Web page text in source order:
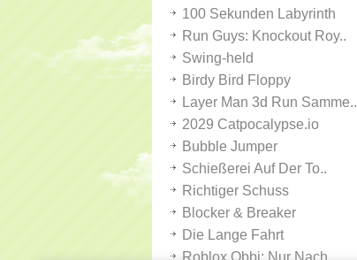
100 Sekunden Labyrinth
Run Guys: Knockout Roy..
Swing-held
Birdy Bird Floppy
Layer Man 3d Run Samme..
2029 Catpocalypse.io
Bubble Jumper
Schießerei Auf Der To..
Richtiger Schuss
Blocker & Breaker
Die Lange Fahrt
Roblox Obbi: Nur Nach ..